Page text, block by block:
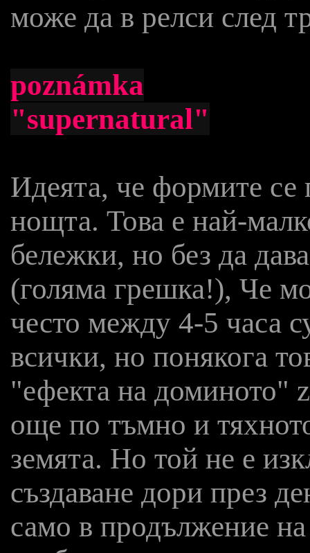
може да в релси след
poznámka
"supernatural"
Идеята, че формите се
нощта. Това е най-
бележки, но без да
(голяма грешка!), Че
често между 4-5 часа
всички, но понякога
"ефекта на доминото"
още по тъмно и
земята. Но той не е
създаване дори през
само в продължение